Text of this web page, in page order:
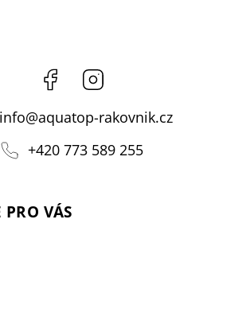
Facebook
info@aquatop-rakovnik.cz
+420 773 589 255
VÁS